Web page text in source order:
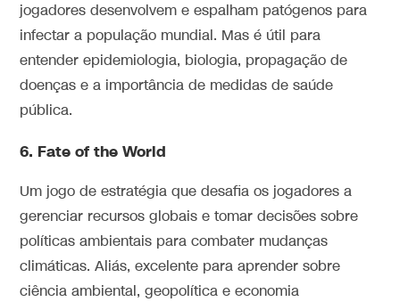
jogadores desenvolvem e espalham patógenos para
infectar a população mundial. Mas é útil para
entender epidemiologia, biologia, propagação de
doenças e a importância de medidas de saúde
pública.
6. Fate of the World
Um jogo de estratégia que desafia os jogadores a
gerenciar recursos globais e tomar decisões sobre
políticas ambientais para combater mudanças
climáticas. Aliás, excelente para aprender sobre
ciência ambiental, geopolítica e economia